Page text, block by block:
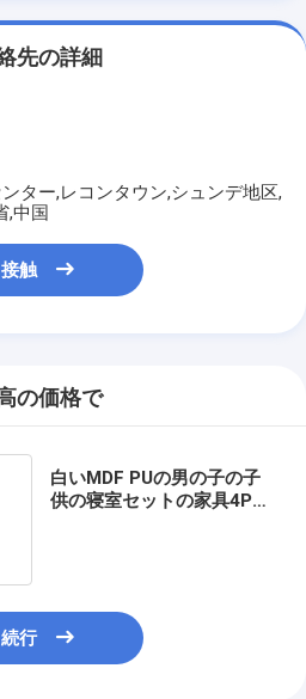
先の詳細
ター,レコンタウン,シュンデ地区,
,中国
接触
の価格で
白いMDF PUの男の子の子
供の寝室セットの家具4Pcs
続行